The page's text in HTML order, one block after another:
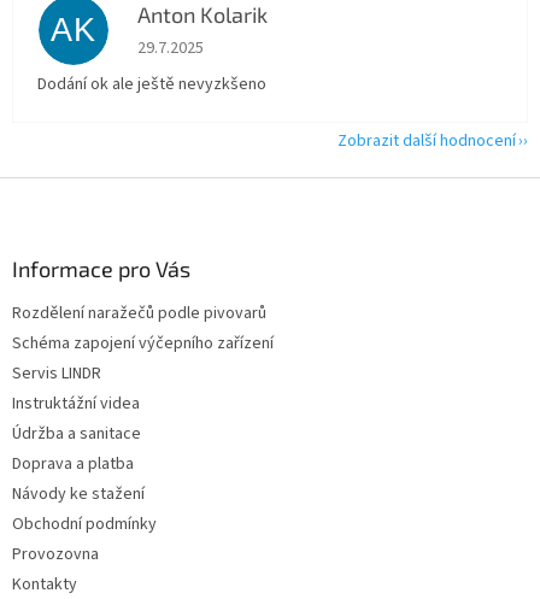
AK Anton Kolarik
Hodnocení obchodu je 5 z 5 hvězdiček.
29.7.2025
Dodání ok ale ještě nevyzkšeno
Zobrazit další hodnocení
Informace pro Vás
Rozdělení naražečů podle pivovarů
Schéma zapojení výčepního zařízení
Servis LINDR
Instruktážní videa
Údržba a sanitace
Doprava a platba
Návody ke stažení
Obchodní podmínky
Provozovna
Kontakty